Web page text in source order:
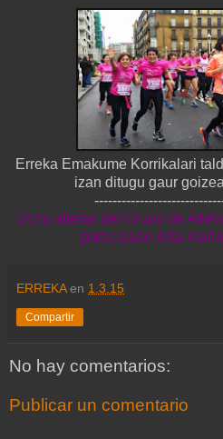
Erreka Emakume Korrikalari
izan ditugu gaur
Ocho atletas del Grupo de
participado ésta
ERREKA en 1.3.15
Compartir
No hay comentarios:
Publicar un comentario